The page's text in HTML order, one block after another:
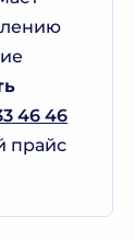
46 46
прайс